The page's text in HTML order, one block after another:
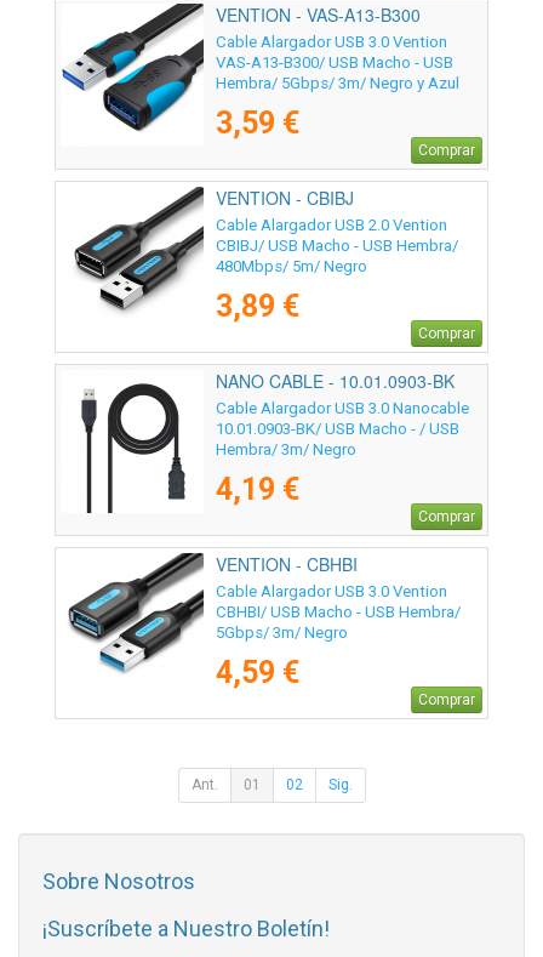
VENTION - VAS-A13-B300
Cable Alargador USB 3.0 Vention
VAS-A13-B300/ USB Macho - USB
Hembra/ 5Gbps/ 3m/ Negro y Azul
3,59 €
Comprar
VENTION - CBIBJ
Cable Alargador USB 2.0 Vention
CBIBJ/ USB Macho - USB Hembra/
480Mbps/ 5m/ Negro
3,89 €
Comprar
NANO CABLE - 10.01.0903-BK
Cable Alargador USB 3.0 Nanocable
10.01.0903-BK/ USB Macho - / USB
Hembra/ 3m/ Negro
4,19 €
Comprar
VENTION - CBHBI
Cable Alargador USB 3.0 Vention
CBHBI/ USB Macho - USB Hembra/
5Gbps/ 3m/ Negro
4,59 €
Comprar
Ant. 01 02 Sig.
Sobre Nosotros
¡Suscríbete a Nuestro Boletín!